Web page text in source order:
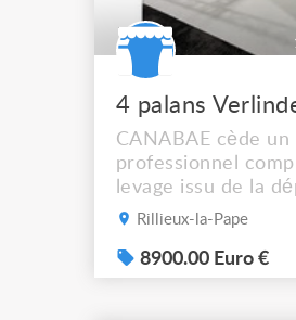
CANABAE cède un
professionnel
levage issu de la
d’une installation
COMPOSITION DU
palans électriques
Rillieux-la-Pape
8900.00 Euro €